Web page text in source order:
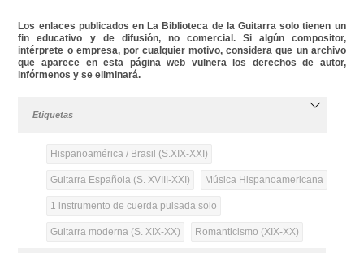
Los enlaces publicados en La Biblioteca de la Guitarra solo tienen un
fin educativo y de difusión, no comercial. Si algún compositor,
intérprete o empresa, por cualquier motivo, considera que un archivo
que aparece en esta página web vulnera los derechos de autor,
infórmenos y se eliminará.
Etiquetas
Hispanoamérica / Brasil (S.XIX-XXI)
Guitarra Española (S. XVIII-XXI) Música Hispanoamericana
1 instrumento de cuerda pulsada solo
Guitarra moderna (S. XIX-XX) Romanticismo (XIX-XX)